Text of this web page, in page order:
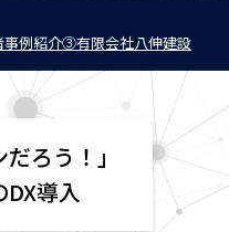
事例紹介③有限会社八伸建設
ろう！」
導入